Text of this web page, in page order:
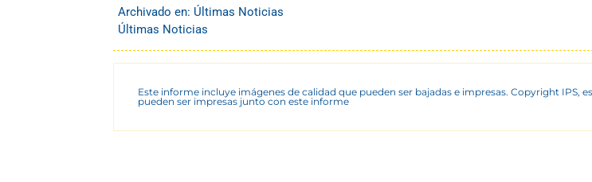
Archivado en: Últimas Noticias
Últimas Noticias
Este informe incluye imágenes de calidad que pueden ser bajadas e impresas. Copyright IPS,
pueden ser impresas junto con este informe